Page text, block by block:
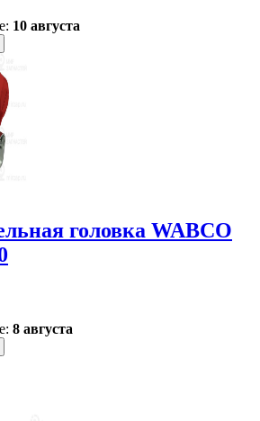
10 августа
головка WABCO
8 августа